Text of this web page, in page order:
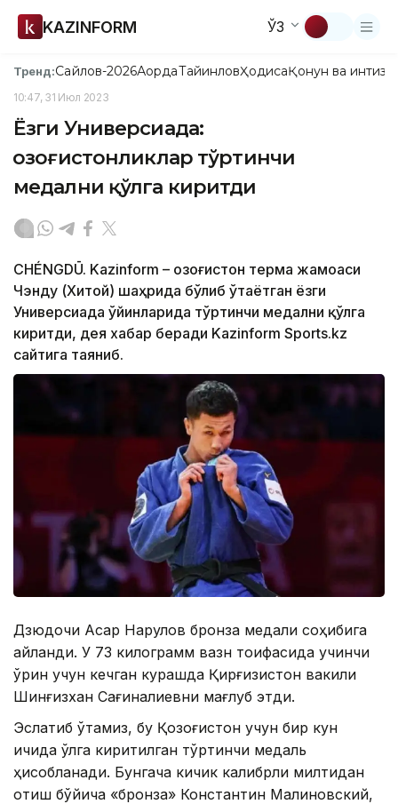
KAZINFORM ЎЗ
Тренд:Сайлов-2026АқордаТайинловҲодисаҚонун ва
10:47, 31 Июл 2023
Ёзги Универсиада:
Қозоғистонликлар тўртинчи
медални қўлга киритди
CHÉNGDŪ. Kazinform – Қозоғистон терма жамоаси
Чэнду (Хитой) шаҳрида бўлиб ўтаётган ёзги
Универсиада ўйинларида тўртинчи медални қўлга
киритди, дея хабар беради Kazinform Sports.kz
сайтига таяниб.
Дзюдочи Асқар Нарқулов бронза медали соҳибига
айланди. У 73 килограмм вазн тоифасида учинчи
ўрин учун кечган курашда Қирғизистон вакили
Шинғизхан Сағиналиевни мағлуб этди.
Эслатиб ўтамиз, бу Қозоғистон учун бир кун
ичида қўлга киритилган тўртинчи медаль
ҳисобланади. Бунгача кичик калибрли милтиқдан
отиш бўйича «бронза» Константин Малиновский,